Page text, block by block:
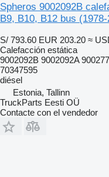
Spheros 9002092B
B9, B10, B12 bus
S/ 793.60 EUR 203.20 ≈
Calefacción estática
9002092B 9002092A
70347595
diésel
Estonia, Tallinn
TruckParts Eesti OÜ
Contacte con el vendedor